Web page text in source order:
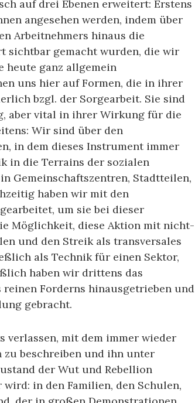
auf drei Ebenen erweitert: Erstens
angesehen werden, indem über
Arbeitnehmers hinaus die
sichtbar gemacht wurden, die wir
heute ganz allgemein
uns hier auf Formen, die in ihrer
bzgl. der Sorgearbeit. Sie sind
aber vital in ihrer Wirkung für die
Wir sind über den
in dem dieses Instrument immer
in die Terrains der sozialen
Gemeinschaftszentren, Stadtteilen,
haben wir mit den
um sie bei dieser
Möglichkeit, diese Aktion mit nicht-
und den Streik als transversales
als Technik für einen Sektor,
haben wir drittens das
Forderns hinausgetrieben und
gebracht.
verlassen, mit dem immer wieder
zu beschreiben und ihn unter
der Wut und Rebellion
in den Familien, den Schulen,